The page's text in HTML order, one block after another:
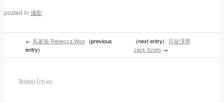
posted in 攝影
← 吳家瑜 Rebecca Woo (previous
entry)
(next entry) 司徒澤華
Jack Szeto→
Related Entries